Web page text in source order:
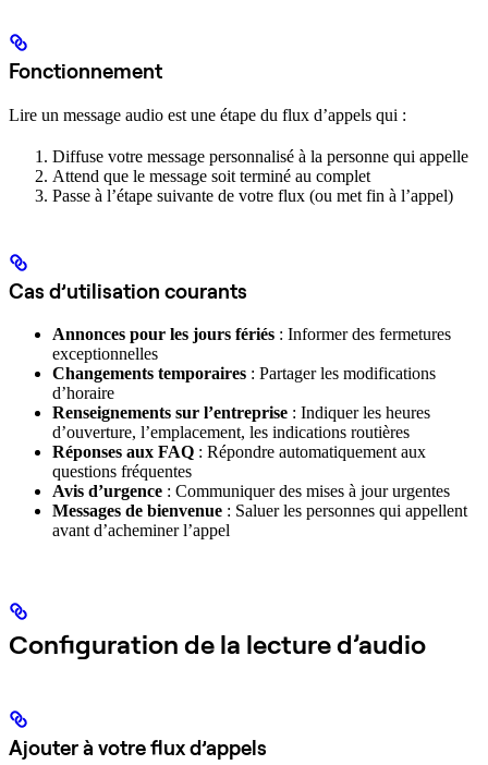
Fonctionnement
Lire un message audio est une étape du flux d’appels qui :
Diffuse votre message personnalisé à la personne qui appelle
Attend que le message soit terminé au complet
Passe à l’étape suivante de votre flux (ou met fin à l’appel)
Cas d’utilisation courants
Annonces pour les jours fériés : Informer des fermetures
exceptionnelles
Changements temporaires : Partager les modifications
d’horaire
Renseignements sur l’entreprise : Indiquer les heures
d’ouverture, l’emplacement, les indications routières
Réponses aux FAQ : Répondre automatiquement aux
questions fréquentes
Avis d’urgence : Communiquer des mises à jour urgentes
Messages de bienvenue : Saluer les personnes qui appellent
avant d’acheminer l’appel
Configuration de la lecture d’audio
Ajouter à votre flux d’appels